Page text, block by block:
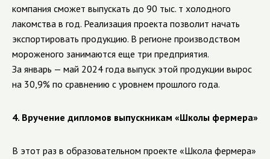
компания сможет выпускать до 90 тыс. т холодного
лакомства в год. Реализация проекта позволит начать
экспортировать продукцию. В регионе производством
мороженого занимаются еще три предприятия.
За январь — май 2024 года выпуск этой продукции вырос
на 30,9% по сравнению с уровнем прошлого года.
4. Вручение дипломов выпускникам «Школы фермера»
В этот раз в образовательном проекте «Школа фермера»